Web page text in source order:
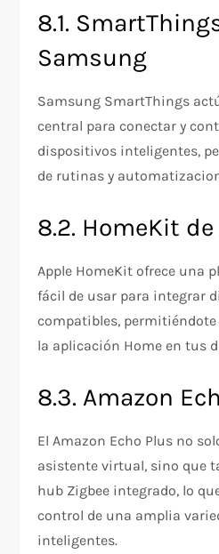
8.1.
Samsung
Samsung SmartThings
central para conectar y
dispositivos inteligentes,
de rutinas y
8.2. HomeKit
Apple HomeKit ofrece una
fácil de usar para integrar
compatibles,
la aplicación Home en tus
8.3. Amazon
El Amazon Echo Plus no
asistente virtual, sino que
hub Zigbee integrado, lo
control de una amplia
inteligentes.